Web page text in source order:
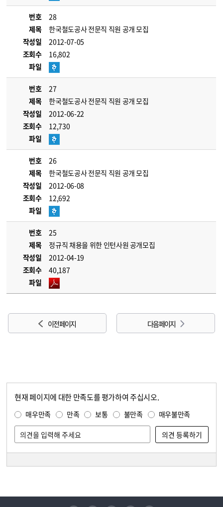
번호
28
제목
한국철도공사 전문직 직원 공개 모집
작성일
2012-07-05
조회수
16,802
파일
번호
27
제목
한국철도공사 전문직 직원 공개 모집
작성일
2012-06-22
조회수
12,730
파일
번호
26
제목
한국철도공사 전문직 직원 공개 모집
작성일
2012-06-08
조회수
12,692
파일
번호
25
제목
정규직 채용을 위한 인턴사원 공개모집
작성일
2012-04-19
조회수
40,187
파일
이전 페이지 다음 페이지
현재 페이지에 대한 만족도를 평가하여 주십시오.
매우만족 만족 보통 불만족 매우불만족
유튜브 페이스북 인스타그램 블로그 트위터